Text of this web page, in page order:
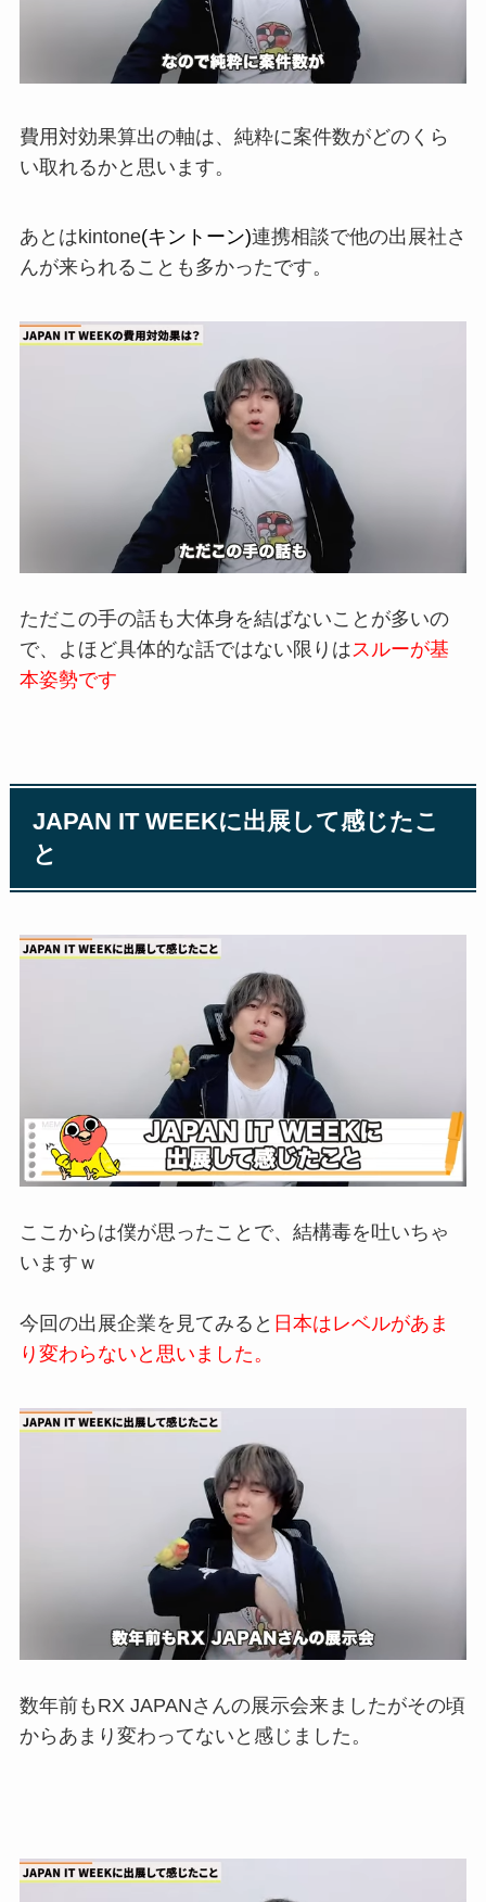
費用対効果算出の軸は、純粋に案件数がどのくら
い取れるかと思います。
あとはkintone(キントーン)連携相談で他の出展社さ
んが来られる ことも多かったです。
ただこの手の話も大体身を結ばないこ とが多いの
で、よほど具体的な話ではない限りは スルーが基
本姿勢です
JAPAN IT WEEKに出展して感じたこ
と
ここからは僕が思ったことで、結構毒を吐いちゃ
いますｗ
今回の出展企業を見てみると 日本はレベルがあま
り変わらないと思いました。
数年前も RX JAPANさんの展示会来ましたがその頃
からあまり変わってないと感じました。